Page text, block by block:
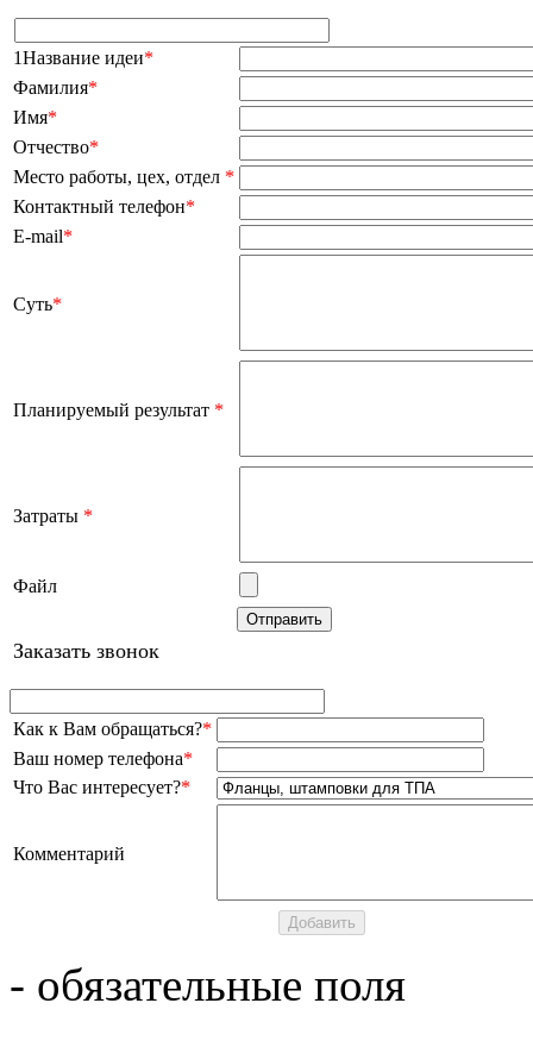
1Название идеи*
Фамилия*
Имя*
Отчество*
Место работы, цех, отдел *
Контактный телефон*
E-mail*
Суть*
Планируемый результат *
Затраты *
Файл
Заказать звонок
Как к Вам обращаться?*
Ваш номер телефона*
Что Вас интересует?*
Комментарий
- обязательные поля